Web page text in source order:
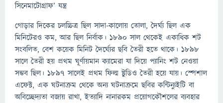
সিনেমাটোগ্রাফ’ যন্ত্র
গোড়ার দিকের চলচ্চিত্র ছিল সাদা-কালোয় তোলা, দৈর্ঘ্য ছিল এক
মিনিটেরও কম, আর ছিল নির্বাক। ১৮৯০ সাল থেকেই একাধিক শট
সংবলিত, বেশ কয়েক মিনিট দৈর্ঘ্যের ছবি তৈরী হতে থাকে। ১৮৯৮
সালে তৈরী হয় প্রথম ঘূর্ণায়মান ক্যামেরা যা দিয়ে প্যানিং শট নেওয়া
সম্ভব ছিল। ১৮৯৭ সালেই প্রথম ফিল্ম ষ্টুডিও তৈরী হয়ে যায়। স্পেশাল
এফেক্ট, এক ঘটনাক্রম থেকে অন্য ঘটনাক্রমে ছবির কন্টিন্যুইটি বা
অবিচ্ছেদ্যতা বজায় রাখা, ইত্যাদি নানারকম প্রয়োগকৌশলের ব্যবহার